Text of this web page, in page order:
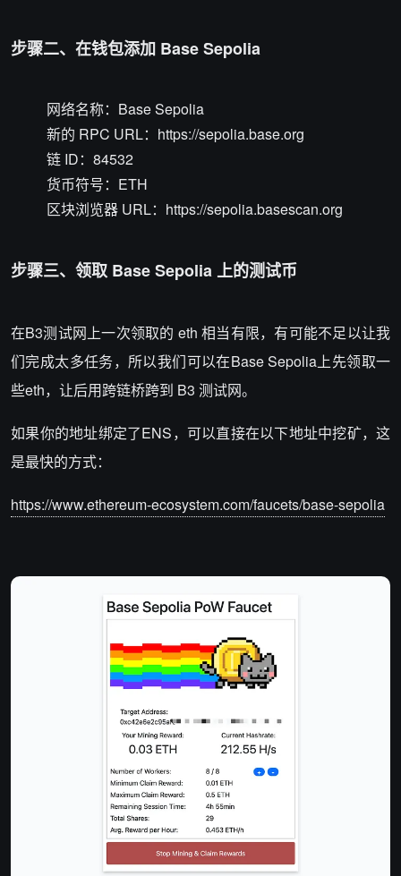
步骤二、在钱包添加 Base Sepolia
网络名称：Base Sepolia
新的 RPC URL：https://sepolia.base.org
链 ID：84532
货币符号：ETH
区块浏览器 URL：https://sepolia.basescan.org
步骤三、领取 Base Sepolia 上的测试币
在B3测试网上一次领取的 eth 相当有限，有可能不足以让我
们完成太多任务，所以我们可以在Base Sepolia上先领取一
些eth，让后用跨链桥跨到 B3 测试网。
如果你的地址绑定了ENS，可以直接在以下地址中挖矿，这
是最快的方式：
https://www.ethereum-ecosystem.com/faucets/base-sepolia